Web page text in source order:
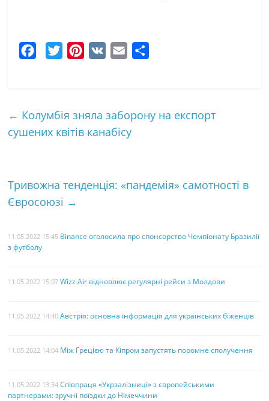
b
o
t
e
e
r
t
l
к
← Колумбія зняла заборону на експорт
сушених квітів канабісу
Тривожна тенденція: «пандемія» самотності в
Євросоюзі →
11.05.2022 15:45 Binance оголосила про спонсорство Чемпіонату Бразилії
з футболу
11.05.2022 15:07 Wizz Air відновлює регулярні рейси з Молдови
11.05.2022 14:40 Австрія: основна інформація для українських біженців
11.05.2022 14:04 Між Грецією та Кіпром запустять поромне сполучення
11.05.2022 13:34 Співпраця «Укрзалізниці» з європейськими
партнерами: зручні поїздки до Німеччини